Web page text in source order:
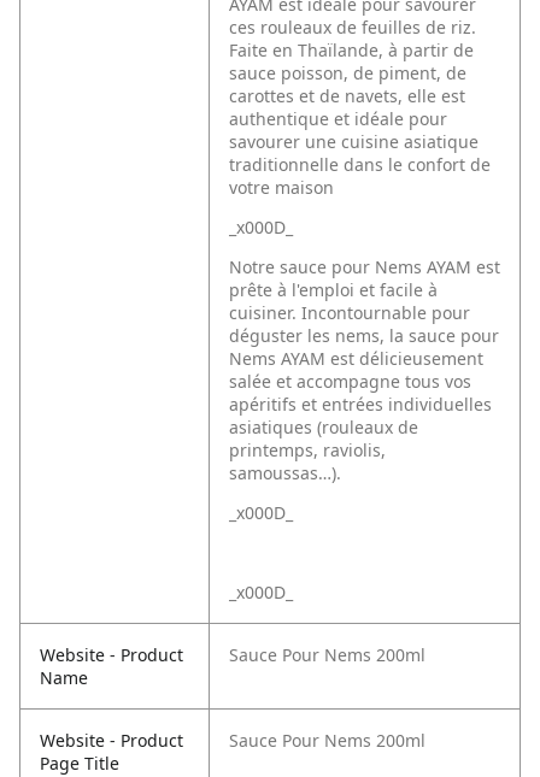
ces rouleaux de feuilles de riz.
Faite en Thaïlande, à partir de
sauce poisson, de piment, de
carottes et de navets, elle est
authentique et idéale pour
savourer une cuisine asiatique
traditionnelle dans le confort de
votre maison
_x000D_
Notre sauce pour Nems AYAM est
prête à l'emploi et facile à
cuisiner. Incontournable pour
déguster les nems, la sauce pour
Nems AYAM est délicieusement
salée et accompagne tous vos
apéritifs et entrées individuelles
asiatiques (rouleaux de
printemps, raviolis,
samoussas…).
_x000D_
_x000D_
Website - Product
Name
Sauce Pour Nems 200ml
Website - Product
Page Title
Sauce Pour Nems 200ml